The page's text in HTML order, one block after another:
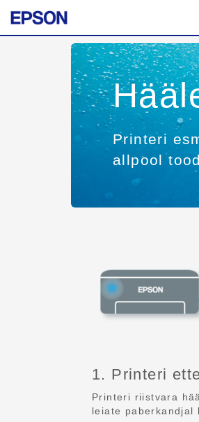
Printeri
allpool
1. Printeri
Printeri riistvara
leiate paberkandjal